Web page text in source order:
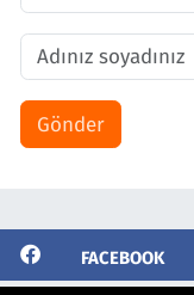
Gönder
FACEBOOK